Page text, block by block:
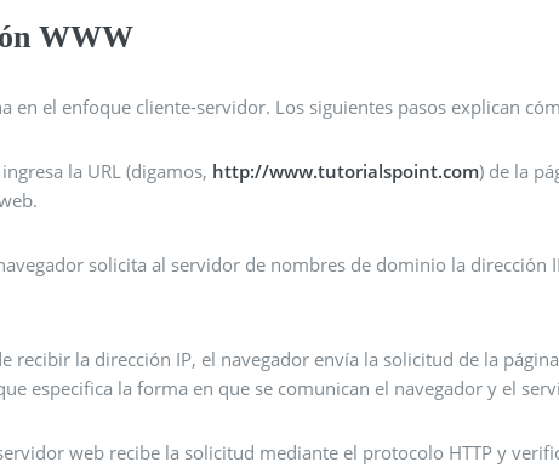
WWW
en el enfoque cliente-servidor. Los siguientes pasos explican
la URL (digamos, http://www.tutorialspoint.com) de la
solicita al servidor de nombres de dominio la
recibir la dirección IP, el navegador envía la solicitud de la
especifica la forma en que se comunican el navegador y el
web recibe la solicitud mediante el protocolo HTTP y